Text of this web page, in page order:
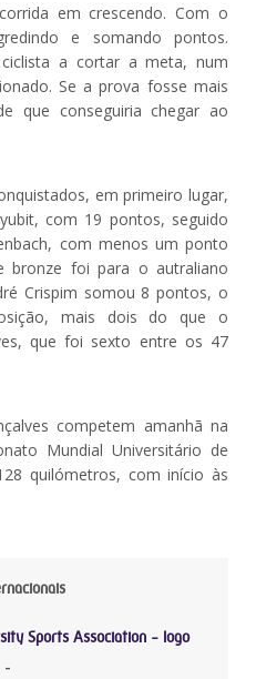
em crescendo. Com o
e somando pontos.
a cortar a meta, num
Se a prova fosse mais
que conseguiria chegar ao
em primeiro lugar,
com 19 pontos, seguido
com menos um ponto
bronze foi para o autraliano
Crispim somou 8 pontos, o
mais dois do que o
que foi sexto entre os 47
competem amanhã na
Mundial Universitário de
quilómetros, com início às
-